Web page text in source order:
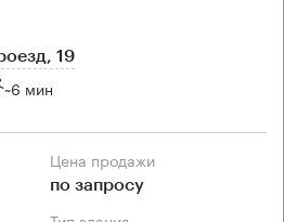
19
~6 мин
Цена продажи
по запросу